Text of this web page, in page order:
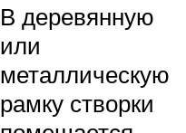
В деревянную
или
металлическую
рамку створки